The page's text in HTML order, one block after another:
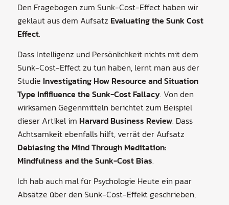
Den Fragebogen zum Sunk-Cost-Effect haben wir
geklaut aus dem Aufsatz Evaluating the Sunk Cost
Effect.
Dass Intelligenz und Persönlichkeit nichts mit dem
Sunk-Cost-Effect zu tun haben, lernt man aus der
Studie Investigating How Resource and Situation
Type Inflfluence the Sunk-Cost Fallacy. Von den
wirksamen Gegenmitteln berichtet zum Beispiel
dieser Artikel im Harvard Business Review. Dass
Achtsamkeit ebenfalls hilft, verrät der Aufsatz
Debiasing the Mind Through Meditation:
Mindfulness and the Sunk-Cost Bias.
Ich hab auch mal für Psychologie Heute ein paar
Absätze über den Sunk-Cost-Effekt geschrieben,